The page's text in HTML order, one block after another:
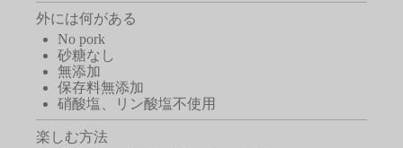
外には何がある
No pork
砂糖なし
無添加
保存料無添加
硝酸塩、リン酸塩不使用
楽しむ方法